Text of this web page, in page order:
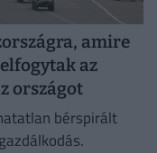
amire
az
országot
bérspirált